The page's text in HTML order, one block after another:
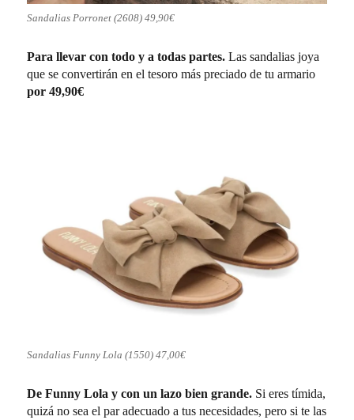
Sandalias Porronet (2608) 49,90€
Para llevar con todo y a todas partes.Las sandalias joya
que se convertirán en el tesoro más preciado de tu armario
por 49,90€
Sandalias Funny Lola (1550) 47,00€
De Funny Lola y con un lazo bien grande. Si eres tímida,
quizá no sea el par adecuado a tus necesidades, pero si te las